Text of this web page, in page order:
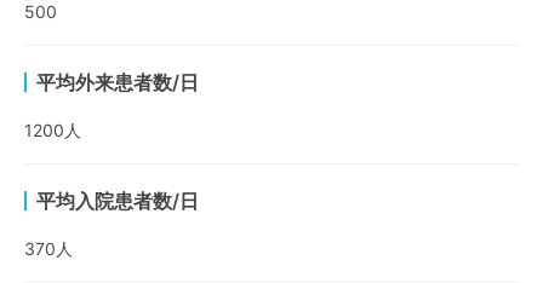
500
平均外来患者数/日
1200 人
平均入院患者数/日
370 人